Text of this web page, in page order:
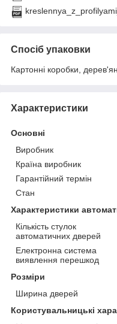
Спосіб упаковки
Картонні коробки,
Характеристики
Основні
Виробник
Країна виробник
Гарантійний термін
Стан
Характеристики
Кількість стулок
автоматичних дверей
Електронна система
виявлення перешкод
Розміри
Ширина дверей
Користувальницькі